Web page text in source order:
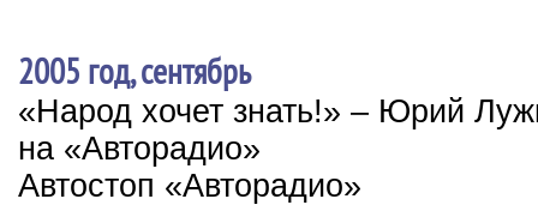
2005 год, сентябрь
«Народ хочет знать!» – Юрий
на «Авторадио»
Автостоп «Авторадио»